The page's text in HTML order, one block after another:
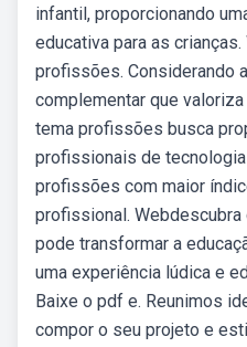
infantil, proporcionando
educativa para as
profissões. Considerando
complementar que
tema profissões busca
profissionais de
profissões com maior
profissional.
pode transformar a
uma experiência lúdica e
Baixe o pdf e. Reunimos
compor o seu projeto e